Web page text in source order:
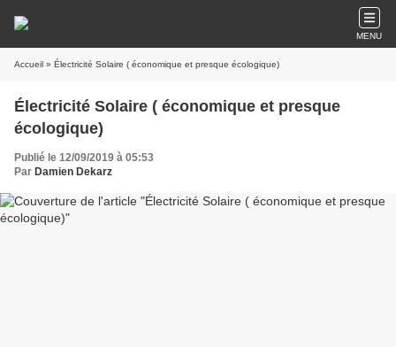
MENU
Accueil » Électricité Solaire ( économique et presque écologique)
Électricité Solaire ( économique et presque
écologique)
Publié le 12/09/2019 à 05:53
Par Damien Dekarz